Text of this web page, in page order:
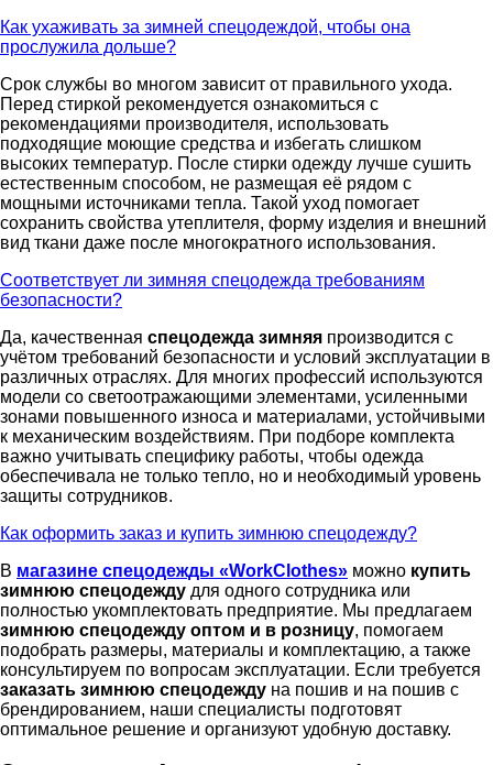
Как ухаживать за зимней спецодеждой, чтобы она
прослужила дольше?
Срок службы во многом зависит от правильного ухода.
Перед стиркой рекомендуется ознакомиться с
рекомендациями производителя, использовать
подходящие моющие средства и избегать слишком
высоких температур. После стирки одежду лучше сушить
естественным способом, не размещая её рядом с
мощными источниками тепла. Такой уход помогает
сохранить свойства утеплителя, форму изделия и внешний
вид ткани даже после многократного использования.
Соответствует ли зимняя спецодежда требованиям
безопасности?
Да, качественная спецодежда зимняя производится с
учётом требований безопасности и условий эксплуатации в
различных отраслях. Для многих профессий используются
модели со светоотражающими элементами, усиленными
зонами повышенного износа и материалами, устойчивыми
к механическим воздействиям. При подборе комплекта
важно учитывать специфику работы, чтобы одежда
обеспечивала не только тепло, но и необходимый уровень
защиты сотрудников.
Как оформить заказ и купить зимнюю спецодежду?
В магазине спецодежды «WorkClothes» можно купить
зимнюю спецодежду для одного сотрудника или
полностью укомплектовать предприятие. Мы предлагаем
зимнюю спецодежду оптом и в розницу, помогаем
подобрать размеры, материалы и комплектацию, а также
консультируем по вопросам эксплуатации. Если требуется
заказать зимнюю спецодежду на пошив и на пошив с
брендированием, наши специалисты подготовят
оптимальное решение и организуют удобную доставку.